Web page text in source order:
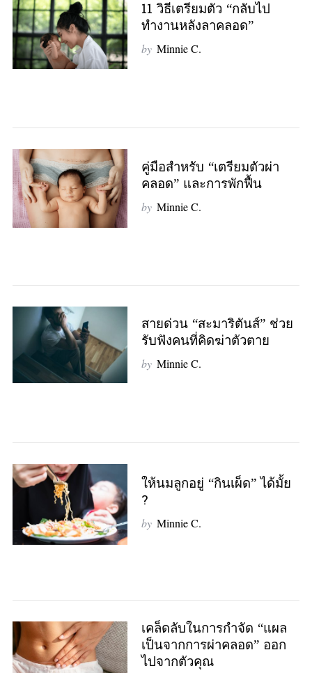
11 วิธีเตรียมตัว “กลับไป
ทำงานหลังลาคลอด”
by Minnie C.
คู่มือสำหรับ “เตรียมตัวผ่า
คลอด” และการพักฟื้น
by Minnie C.
สายด่วน “สะมาริตันส์” ช่วย
รับฟังคนที่คิดฆ่าตัวตาย
by Minnie C.
ให้นมลูกอยู่ “กินเผ็ด” ได้มั้ย
?
by Minnie C.
เคล็ดลับในการกำจัด “แผล
เป็นจากการผ่าคลอด” ออก
ไปจากตัวคุณ
e
r
c
f
o